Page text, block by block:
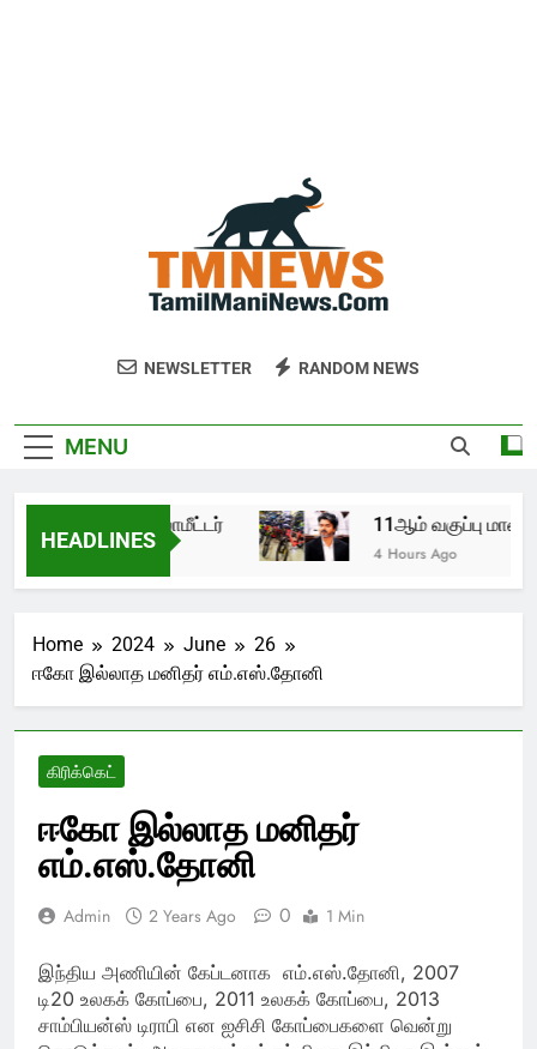
NEWSLETTER RANDOM NEWS
MENU
HEADLINES
மைலேஜ் 35 கிலோமீட்டர் 11ஆம் வகுப்பு
4 Hours Ago
Home 2024 June
26
ஈகோ இல்லாத மனிதர் எம்.எஸ்.தோனி
கிரிக்கெட்
ஈகோ இல்லாத மனிதர்
எம்.எஸ்.தோனி
Admin 2 Years Ago 0 1 Min
இந்திய அணியின் கேப்டனாக எம்.எஸ்.தோனி, 2007
டி20 உலகக் கோப்பை, 2011 உலகக் கோப்பை, 2013
சாம்பியன்ஸ் டிராபி என ஐசிசி கோப்பைகளை வென்று